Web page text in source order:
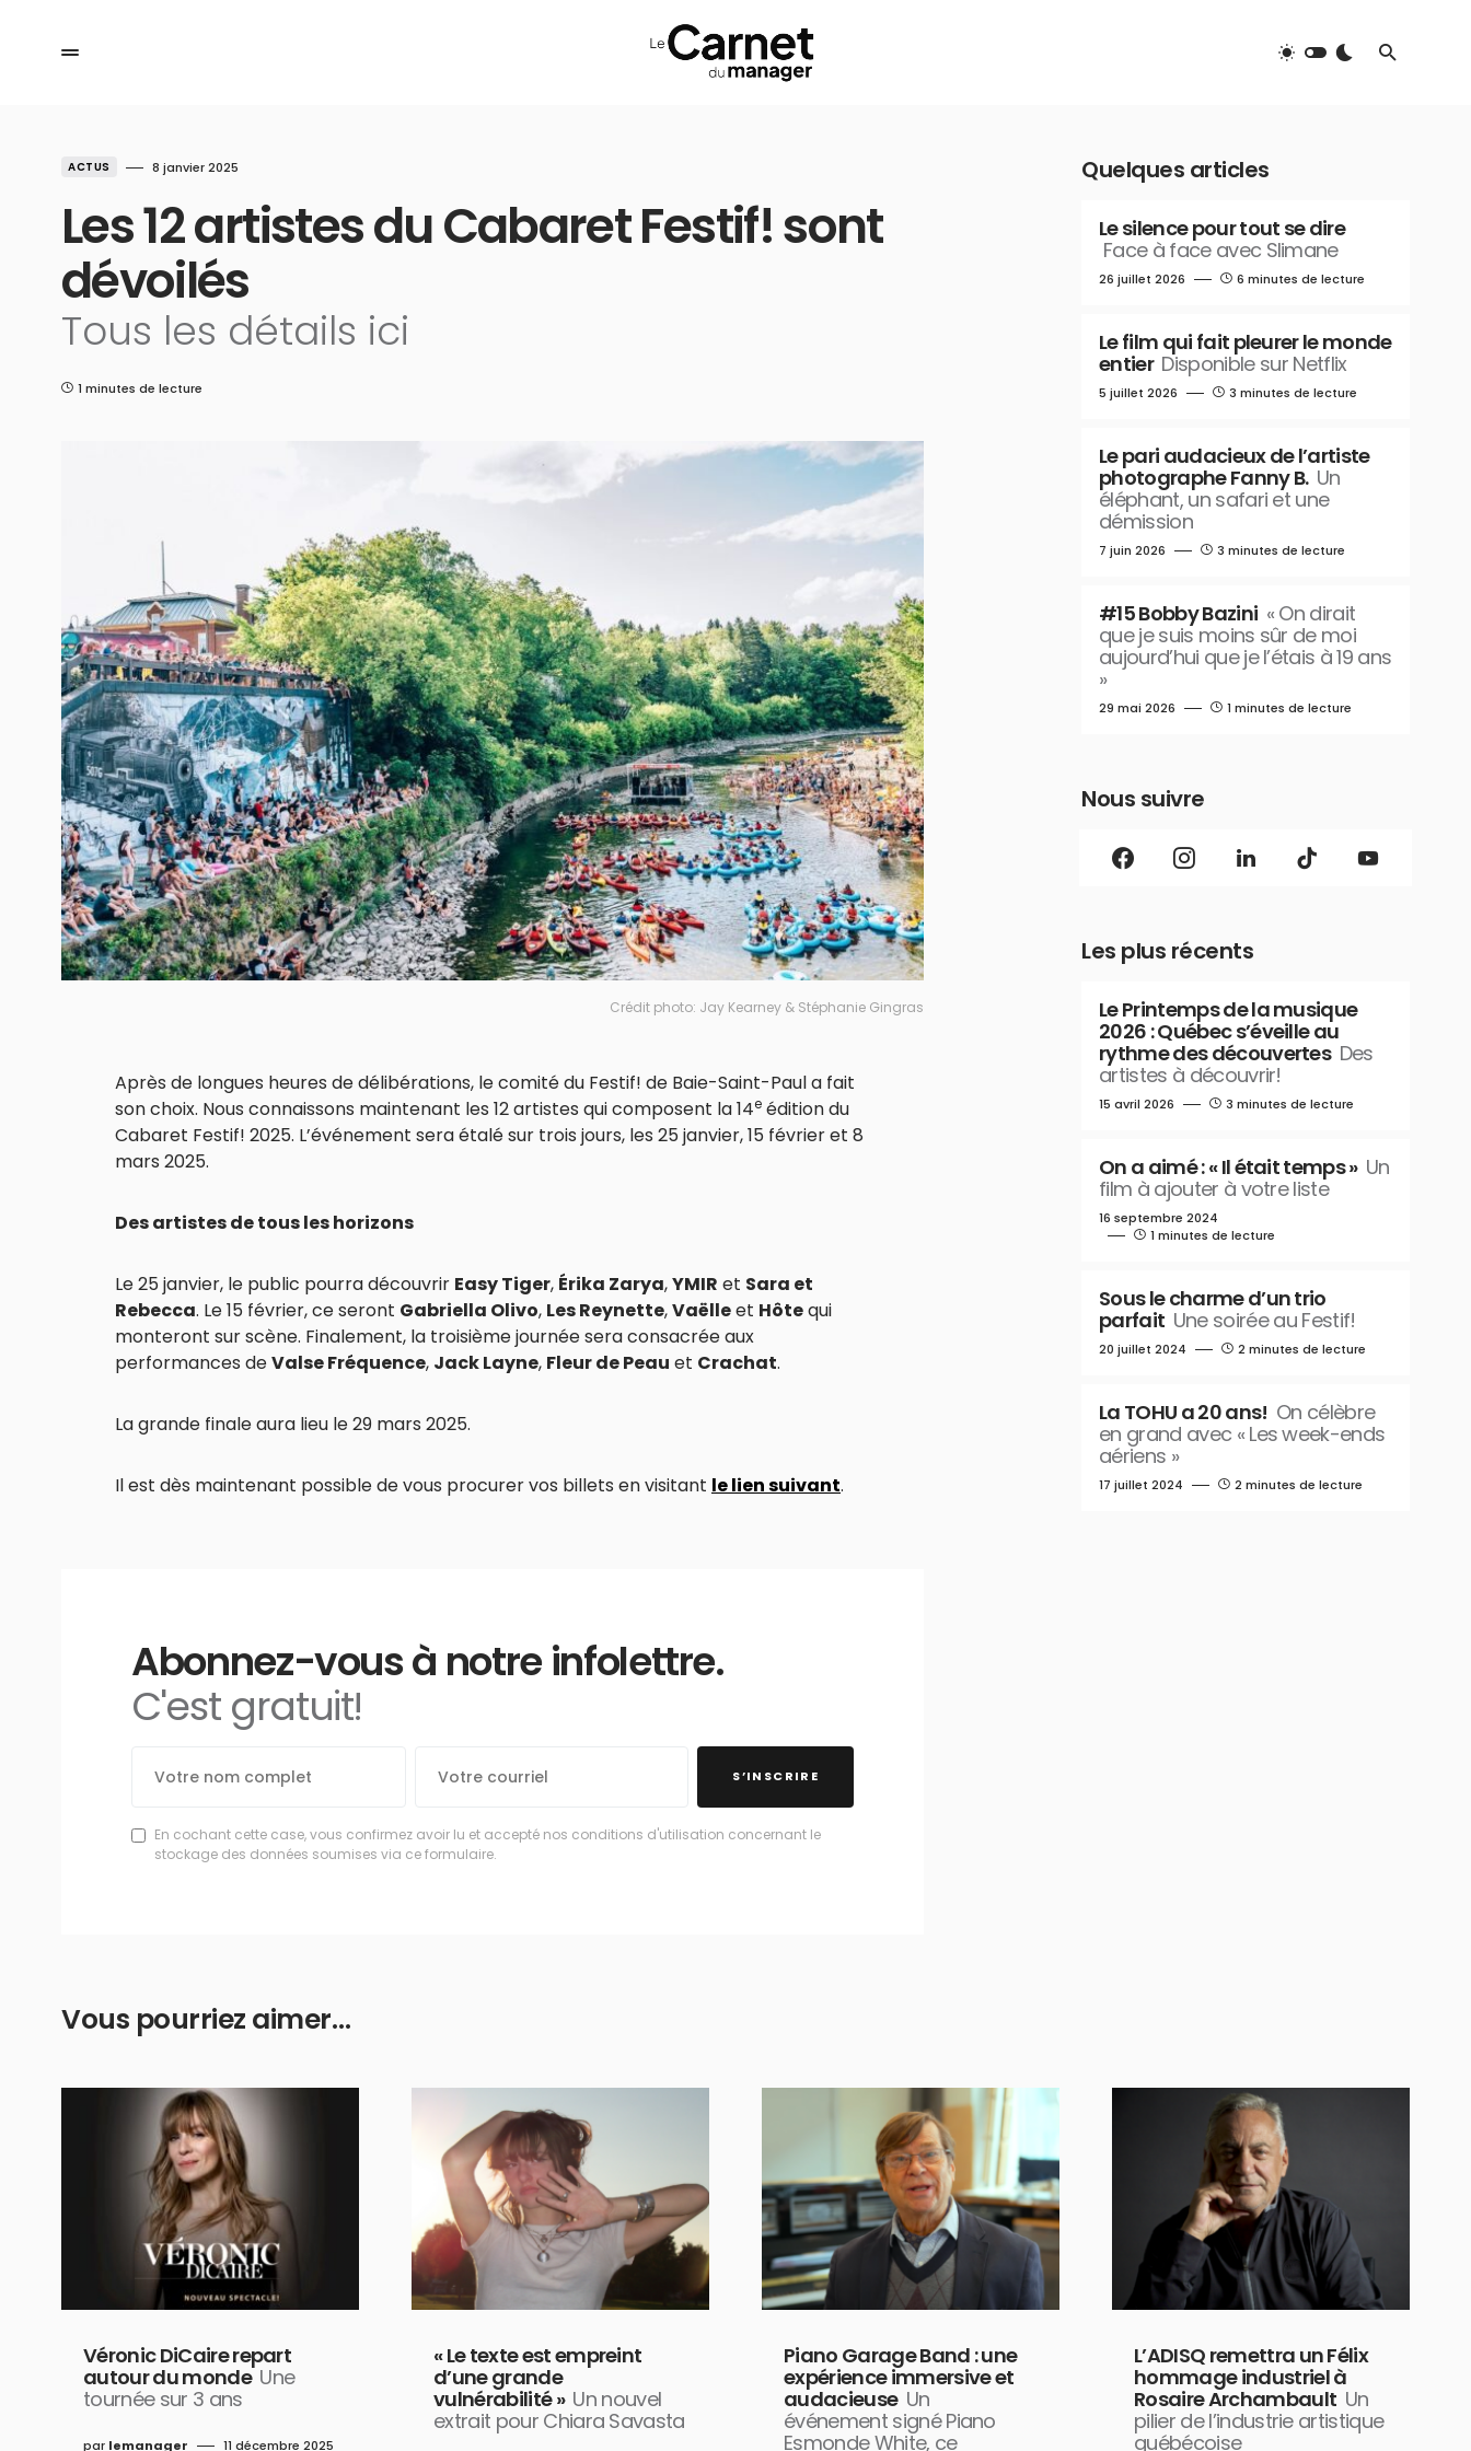
ACTUS 8 janvier 2025
Les 12 artistes du Cabaret Festif! sont
dévoilés
Tous les détails ici
1 minutes de lecture
Crédit photo: Jay Kearney & Stéphanie Gingras
Après de longues heures de délibérations, le comité du Festif! de Baie-Saint-Paul a fait
son choix. Nous connaissons maintenant les 12 artistes qui composent la 14e édition du
Cabaret Festif! 2025. L’événement sera étalé sur trois jours, les 25 janvier, 15 février et 8
mars 2025.
Des artistes de tous les horizons
Le 25 janvier, le public pourra découvrir Easy Tiger, Érika Zarya,YMIR et Sara et
Rebecca. Le 15 février, ce seront Gabriella Olivo, Les Reynette,Vaëlleet Hôtequi
monteront sur scène. Finalement, la troisième journée sera consacrée aux
performances deValse Fréquence, Jack Layne, Fleur de Peau et Crachat.
La grande finale aura lieu le 29 mars 2025.
Il est dès maintenant possible de vous procurer vos billets en visitant le lien suivant.
Abonnez-vous à notre infolettre.
C'est gratuit!
S’INSCRIRE
En cochant cette case, vous confirmez avoir lu et accepté nos conditions d'utilisation concernant le
stockage des données soumises via ce formulaire.
Quelques articles
Le silence pour tout se dire
Face à face avec Slimane
26 juillet 2026 6 minutes de lecture
Le film qui fait pleurer le monde
entier Disponible sur Netflix
5 juillet 2026 3 minutes de lecture
Le pari audacieux de l’artiste
photographe Fanny B. Un
éléphant, un safari et une
démission
7 juin 2026 3 minutes de lecture
#15 Bobby Bazini « On dirait
que je suis moins sûr de moi
aujourd’hui que je l’étais à 19 ans
»
29 mai 2026 1 minutes de lecture
Nous suivre
Les plus récents
Le Printemps de la musique
2026 : Québec s’éveille au
rythme des découvertes Des
artistes à découvrir!
15 avril 2026 3 minutes de lecture
On a aimé : « Il était temps » Un
film à ajouter à votre liste
16 septembre 2024
1 minutes de lecture
Sous le charme d’un trio
parfait Une soirée au Festif!
20 juillet 2024 2 minutes de lecture
La TOHU a 20 ans! On célèbre
en grand avec « Les week-ends
aériens »
17 juillet 2024 2 minutes de lecture
Vous pourriez aimer…
Véronic DiCaire repart
autour du monde Une
tournée sur 3 ans
par lemanager 11 décembre 2025
« Le texte est empreint
d’une grande
vulnérabilité » Un nouvel
extrait pour Chiara Savasta
Piano Garage Band : une
expérience immersive et
audacieuse Un
événement signé Piano
Esmonde White, ce
L’ADISQ remettra un Félix
hommage industriel à
Rosaire Archambault Un
pilier de l’industrie artistique
québécoise